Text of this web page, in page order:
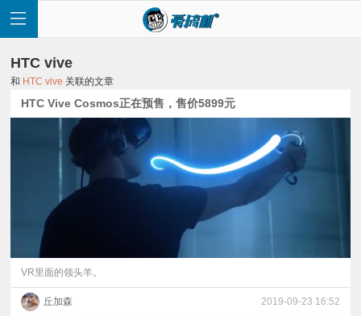
讯
评
HTC vive
和 HTC vive 关联的文章
HTC Vive Cosmos正在预售，售价5899元
VR里面的领头羊。
丘加森 2019-09-23 16:52